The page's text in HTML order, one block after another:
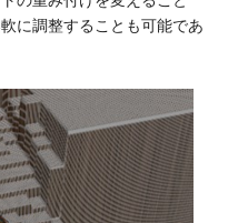
に調整することも可能であ